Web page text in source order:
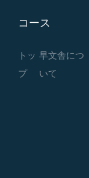
コース
トッ
プ
早文舎につ
いて